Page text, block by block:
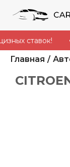
ставок!
Главная